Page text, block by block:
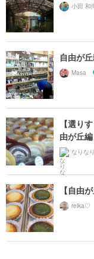
小田 和
自由が
Masa
【選り
由が丘編
なりなり
【自由
reika♡